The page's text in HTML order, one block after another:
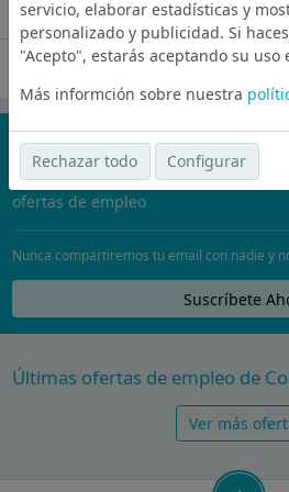
Ver más
¡No te pierdas nada!
Únete a la comunidad de wijobs y
ofertas de empleo
Nunca compartiremos tu email con nadie y
Suscríbete
Últimas ofertas de empleo de
Ver más
servicio, elaborar estadísticas y
personalizado y publicidad. Si
"Acepto", estarás aceptando su uso
Más informción sobre nuestra
Rechazar todo Configurar